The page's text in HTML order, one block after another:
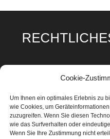
Cookie-
Um Ihnen ein optimales Erlebnis zu
wie Cookies, um
zuzugreifen. Wenn Sie diesen
wie das Surfverhalten oder
Wenn Sie Ihre Zustimmung nicht
Datenschutz
Cookie Richtlinie